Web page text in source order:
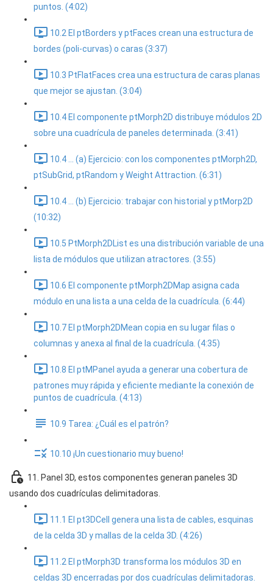
puntos. (4:02)
10.2 El ptBorders y ptFaces crean una estructura de
bordes (poli-curvas) o caras (3:37)
10.3 PtFlatFaces crea una estructura de caras planas
que mejor se ajustan. (3:04)
10.4 El componente ptMorph2D distribuye módulos 2D
sobre una cuadrícula de paneles determinada. (3:41)
10.4 ... (a) Ejercicio: con los componentes ptMorph2D,
ptSubGrid, ptRandom y Weight Attraction. (6:31)
10.4 ... (b) Ejercicio: trabajar con historial y ptMorp2D
(10:32)
10.5 PtMorph2DList es una distribución variable de una
lista de módulos que utilizan atractores. (3:55)
10.6 El componente ptMorph2DMap asigna cada
módulo en una lista a una celda de la cuadrícula. (6:44)
10.7 El ptMorph2DMean copia en su lugar filas o
columnas y anexa al final de la cuadrícula. (4:35)
10.8 El ptMPanel ayuda a generar una cobertura de
patrones muy rápida y eficiente mediante la conexión de
puntos de cuadrícula. (4:13)
10.9 Tarea: ¿Cuál es el patrón?
10.10 ¡Un cuestionario muy bueno!
11. Panel 3D, estos componentes generan paneles 3D
usando dos cuadrículas delimitadoras.
11.1 El pt3DCell genera una lista de cables, esquinas
de la celda 3D y mallas de la celda 3D. (4:26)
11.2 El ptMorph3D transforma los módulos 3D en
celdas 3D encerradas por dos cuadrículas delimitadoras.